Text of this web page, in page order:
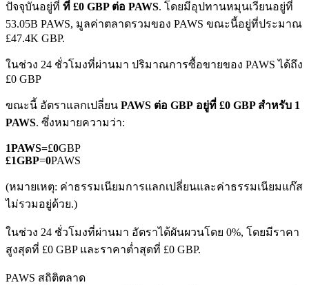
ฟิวเจอร์ส COIN-M
ฟิวเจอร์สสกุลเงินดิจิทัล
อนุพันธ์ของหุ้น ฟอเร็กซ์ โลหะมีค่า และสินค้าโภคภัณฑ์
ปัจจุบันอยู่ที่ ที่ £0 GBP ต่อ PAWS. โดยมีอุปทานหมุนเวียนอยู่ที่
53.05B PAWS, มูลค่าตลาดรวมของ PAWS ขณะนี้อยู่ที่ประมาณ
£47.4K GBP.
ในช่วง 24 ชั่วโมงที่ผ่านมา ปริมาณการซื้อขายของ PAWS ได้ถึง
£0 GBP
ขณะนี้ อัตราแลกเปลี่ยน PAWS ต่อ GBP อยู่ที่ £0 GBP สำหรับ 1
PAWS. ซึ่งหมายความว่า:
1PAWS=£0GBP
£1GBP=0PAWS
(หมายเหตุ: ค่าธรรมเนียมการแลกเปลี่ยนและค่าธรรมเนียมแก๊ส
ไม่รวมอยู่ด้วย.)
ในช่วง 24 ชั่วโมงที่ผ่านมา อัตราได้ผันผวนโดย 0%, โดยมีราคา
สูงสุดที่ £0 GBP และราคาต่ำสุดที่ £0 GBP.
PAWS สถิติตลาด